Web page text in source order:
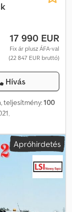
17 990 EUR
Fix ár plusz ÁFA-val
(22 847 EUR bruttó)
Hívás
, teljesítmény:100
,
, kibocsátási
182 mm, rakodótér
ABS,
Viberen is.
Apróhirdetés